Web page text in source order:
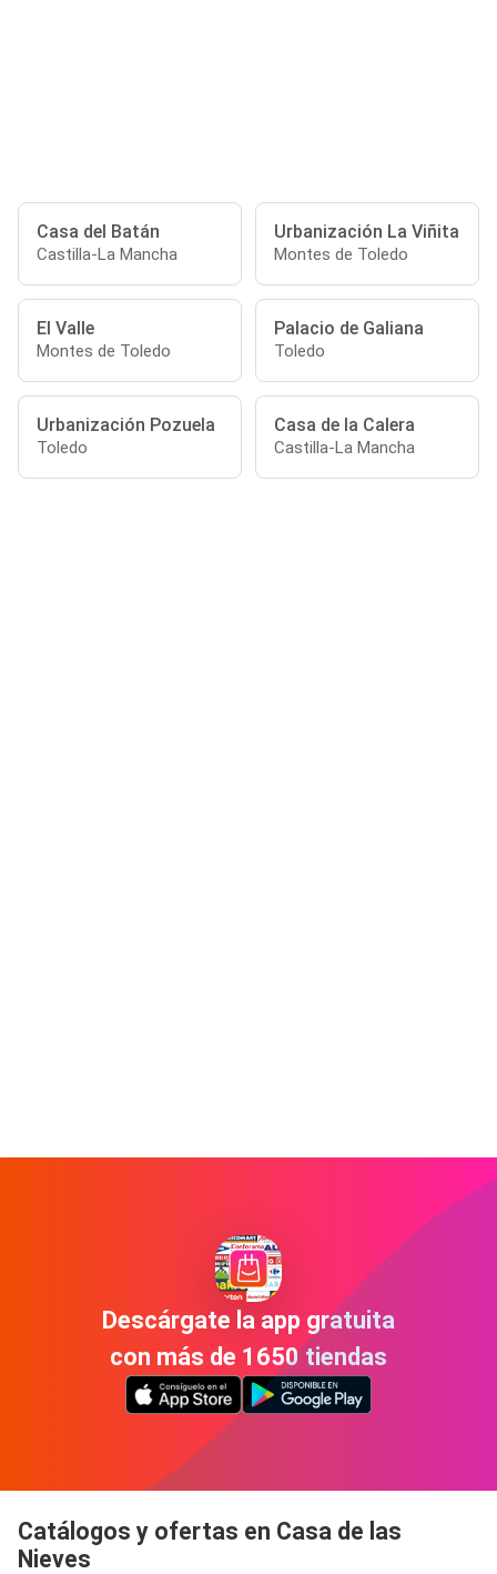
Casa del Batán
Castilla-La Mancha
Urbanización La Viñita
Montes de Toledo
El Valle
Montes de Toledo
Palacio de Galiana
Toledo
Urbanización Pozuela
Toledo
Casa de la Calera
Castilla-La Mancha
Descárgate la app gratuita
con más de 1650 tiendas
Catálogos y ofertas en Casa de las
Nieves